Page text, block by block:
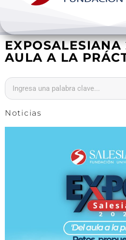
Internacionalización
Extension y desarrollo
EXPOSALESIANA
AULA A LA
Noticias